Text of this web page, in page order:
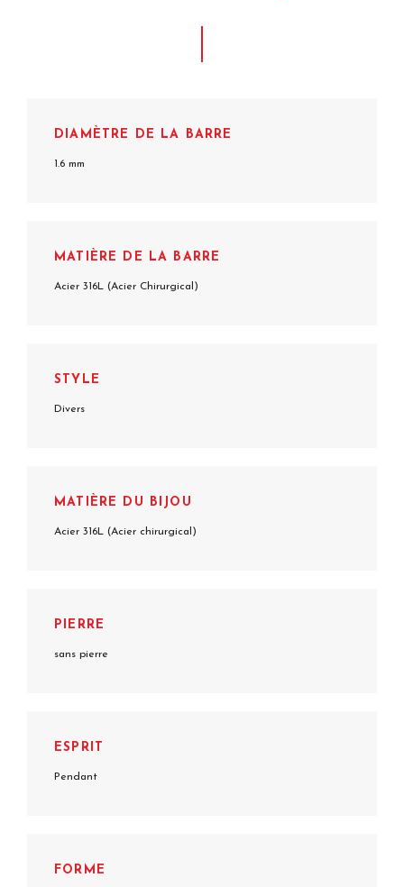
DIAMÈTRE DE LA BARRE
1.6 mm
MATIÈRE DE LA BARRE
Acier 316L (Acier Chirurgical)
STYLE
Divers
MATIÈRE DU BIJOU
Acier 316L (Acier chirurgical)
PIERRE
sans pierre
ESPRIT
Pendant
FORME